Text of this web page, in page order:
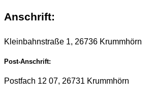
Anschrift:
Kleinbahnstraße 1, 26736 Krummhörn
Post-Anschrift:
Postfach 12 07, 26731 Krummhörn